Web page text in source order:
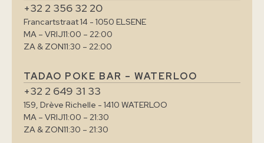
+32 2 356 32 20
Francartstraat 14 - 1050 ELSENE
MA – VRIJ11:00 – 22:00
ZA & ZON11:30 – 22:00
TADAO POKE BAR – WATERLOO
+32 2 649 31 33
159, Drève Richelle - 1410 WATERLOO
MA – VRIJ11:00 – 21:30
ZA & ZON11:30 – 21:30